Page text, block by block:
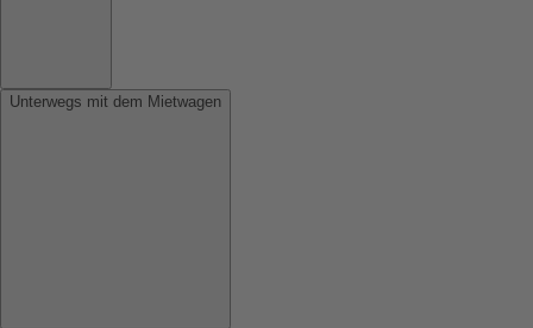
Unterwegs mit dem Mietwagen